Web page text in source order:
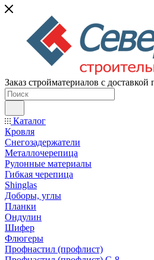
Заказ стройматериалов с доставкой
Каталог
Кровля
Снегозадержатели
Металлочерепица
Рулонные материалы
Гибкая черепица
Shinglas
Доборы, углы
Планки
Ондулин
Шифер
Флюгеры
Профнастил (профлист)